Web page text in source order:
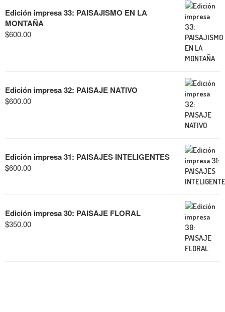
Edición impresa 33: PAISAJISMO EN LA
MONTAÑA
$600.00
Edición impresa 32: PAISAJE NATIVO
$600.00
Edición impresa 31: PAISAJES INTELIGENTES
$600.00
Edición impresa 30: PAISAJE FLORAL
$350.00